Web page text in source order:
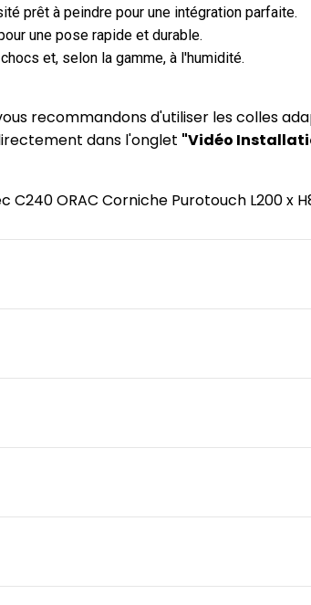
prêt à peindre pour une intégration parfaite.
une pose rapide et durable.
et, selon la gamme, à l'humidité.
recommandons d'utiliser les colles
dans l'onglet "Vidéo
ORAC Corniche Purotouch L200 x